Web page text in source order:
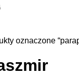
oznaczone